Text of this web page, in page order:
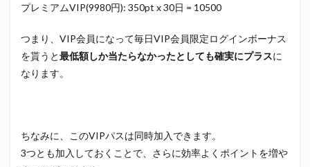
プレミアムVIP(9980円): 350pt x 30日 = 10500
つまり、VIP会員になって毎日VIP会員限定ログインボーナス
を貰うと最低額しか当たらなかったとしても確実にプラスに
なります。
ちなみに、このVIPパスは同時加入できます。
3つとも加入しておくことで、さらに効率よくポイントを増や